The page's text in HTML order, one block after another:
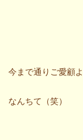
今まで通りご愛顧
なんちて（笑）